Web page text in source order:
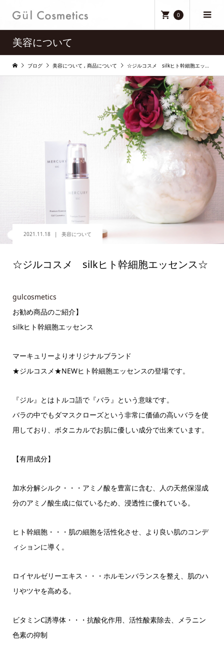
0
美容について
ブログ 美容について , 商品について ☆ジルコスメ silkヒト幹細胞エッセンス☆
2021.11.18 美容について
☆ジルコスメ silkヒト幹細胞エッセンス☆
gulcosmetics
お勧め商品のご紹介】
silkヒト幹細胞エッセンス
マーキュリーよりオリジナルブランド
★ジルコスメ★NEWヒト幹細胞エッセンスの登場です。
『ジル』とはトルコ語で『バラ』という意味です。
バラの中でもダマスクローズという非常に価値の高いバラを使
用しており、ボタニカルでお肌に優しい成分で出来ています。
【有用成分】
加水分解シルク・・・アミノ酸を豊富に含む、人の天然保湿成
分のアミノ酸生成に似ているため、浸透性に優れている。
ヒト幹細胞・・・肌の細胞を活性化させ、より良い肌のコンデ
ィションに導く。
ロイヤルゼリーエキス・・・ホルモンバランスを整え、肌のハ
リやツヤを高める。
ビタミンC誘導体・・・抗酸化作用、活性酸素除去、メラニン
色素の抑制